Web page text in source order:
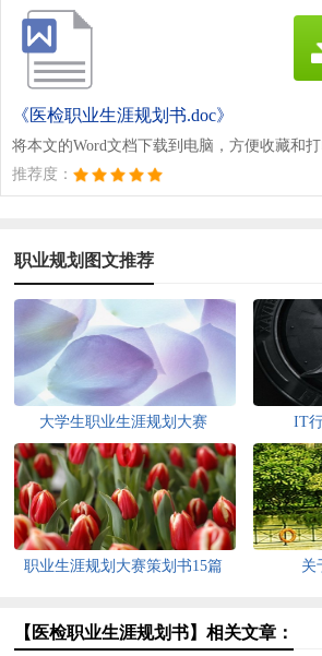
《医检职业生涯规划书.doc》
将本文的Word文档下载到电脑，方便收藏和
推荐度：
职业规划图文推荐
大学生职业生涯规划大赛 IT
职业生涯规划大赛策划书15篇 关
【医检职业生涯规划书】相关文章：